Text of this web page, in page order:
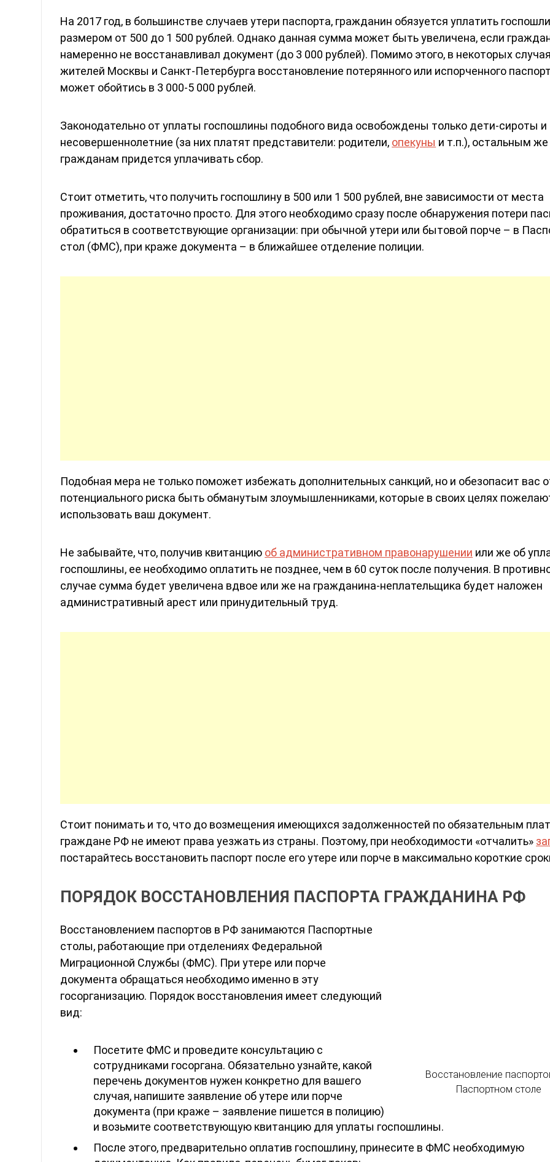
На 2017 год, в большинстве случаев утери паспорта, гражданин обязуется уплатить
размером от 500 до 1 500 рублей. Однако данная сумма может быть увеличена, если
намеренно не восстанавливал документ (до 3 000 рублей). Помимо этого, в некоторых
жителей Москвы и Санкт-Петербурга восстановление потерянного или испорченного
может обойтись в 3 000-5 000 рублей.
Законодательно от уплаты госпошлины подобного вида освобождены только дети-сироты и
несовершеннолетние (за них платят представители: родители, опекуны и т.п.), остальным же
гражданам придется уплачивать сбор.
Стоит отметить, что получить госпошлину в 500 или 1 500 рублей, вне зависимости от места
проживания, достаточно просто. Для этого необходимо сразу после обнаружения потери
обратиться в соответствующие организации: при обычной утери или бытовой порче – в
стол (ФМС), при краже документа – в ближайшее отделение полиции.
Подобная мера не только поможет избежать дополнительных санкций, но и обезопасит вас
потенциального риска быть обманутым злоумышленниками, которые в своих целях
использовать ваш документ.
Не забывайте, что, получив квитанцию об административном правонарушении или же об
госпошлины, ее необходимо оплатить не позднее, чем в 60 суток после получения. В
случае сумма будет увеличена вдвое или же на гражданина-неплательщика будет наложен
административный арест или принудительный труд.
Стоит понимать и то, что до возмещения имеющихся задолженностей по обязательным
граждане РФ не имеют права уезжать из страны. Поэтому, при необходимости «отчалить»
постарайтесь восстановить паспорт после его утере или порче в максимально короткие
ПОРЯДОК ВОССТАНОВЛЕНИЯ ПАСПОРТА ГРАЖДАНИНА РФ
Восстановление
Паспортном столе
Восстановлением паспортов в РФ занимаются Паспортные
столы, работающие при отделениях Федеральной
Миграционной Службы (ФМС). При утере или порче
документа обращаться необходимо именно в эту
госорганизацию. Порядок восстановления имеет следующий
вид:
Посетите ФМС и проведите консультацию с
сотрудниками госоргана. Обязательно узнайте, какой
перечень документов нужен конкретно для вашего
случая, напишите заявление об утере или порче
документа (при краже – заявление пишется в полицию)
и возьмите соответствующую квитанцию для уплаты госпошлины.
После этого, предварительно оплатив госпошлину, принесите в ФМС необходимую